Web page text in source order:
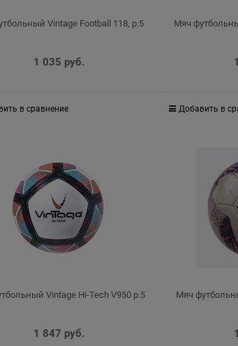
Vintage Football 118, р.5
1 035 руб.
в сравнение
Мяч
Добавить в
Vintage Hi-Tech V950 р.5
1 847 руб.
Мяч